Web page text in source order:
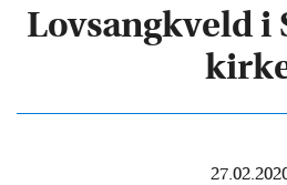
Lovsangkveld i